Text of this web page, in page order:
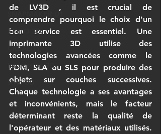
SNAPMAKER U1
STYLO 3D,
CREALITY,
impression 3D
stylo 3D
de LV3D , il est crucial de
comprendre pourquoi le choix d'un
imprimante 3D utilise des
technologies avancées comme le
FDM, SLA ou SLS pour produire des
objets sur couches successives.
Chaque technologie a ses avantages
et inconvénients, mais le facteur
déterminant reste la qualité de
l'opérateur et des matériaux utilisés.